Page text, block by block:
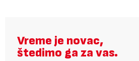
Vreme je novac,
štedimo ga za vas.